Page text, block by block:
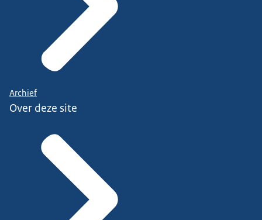
Archief
Over deze site